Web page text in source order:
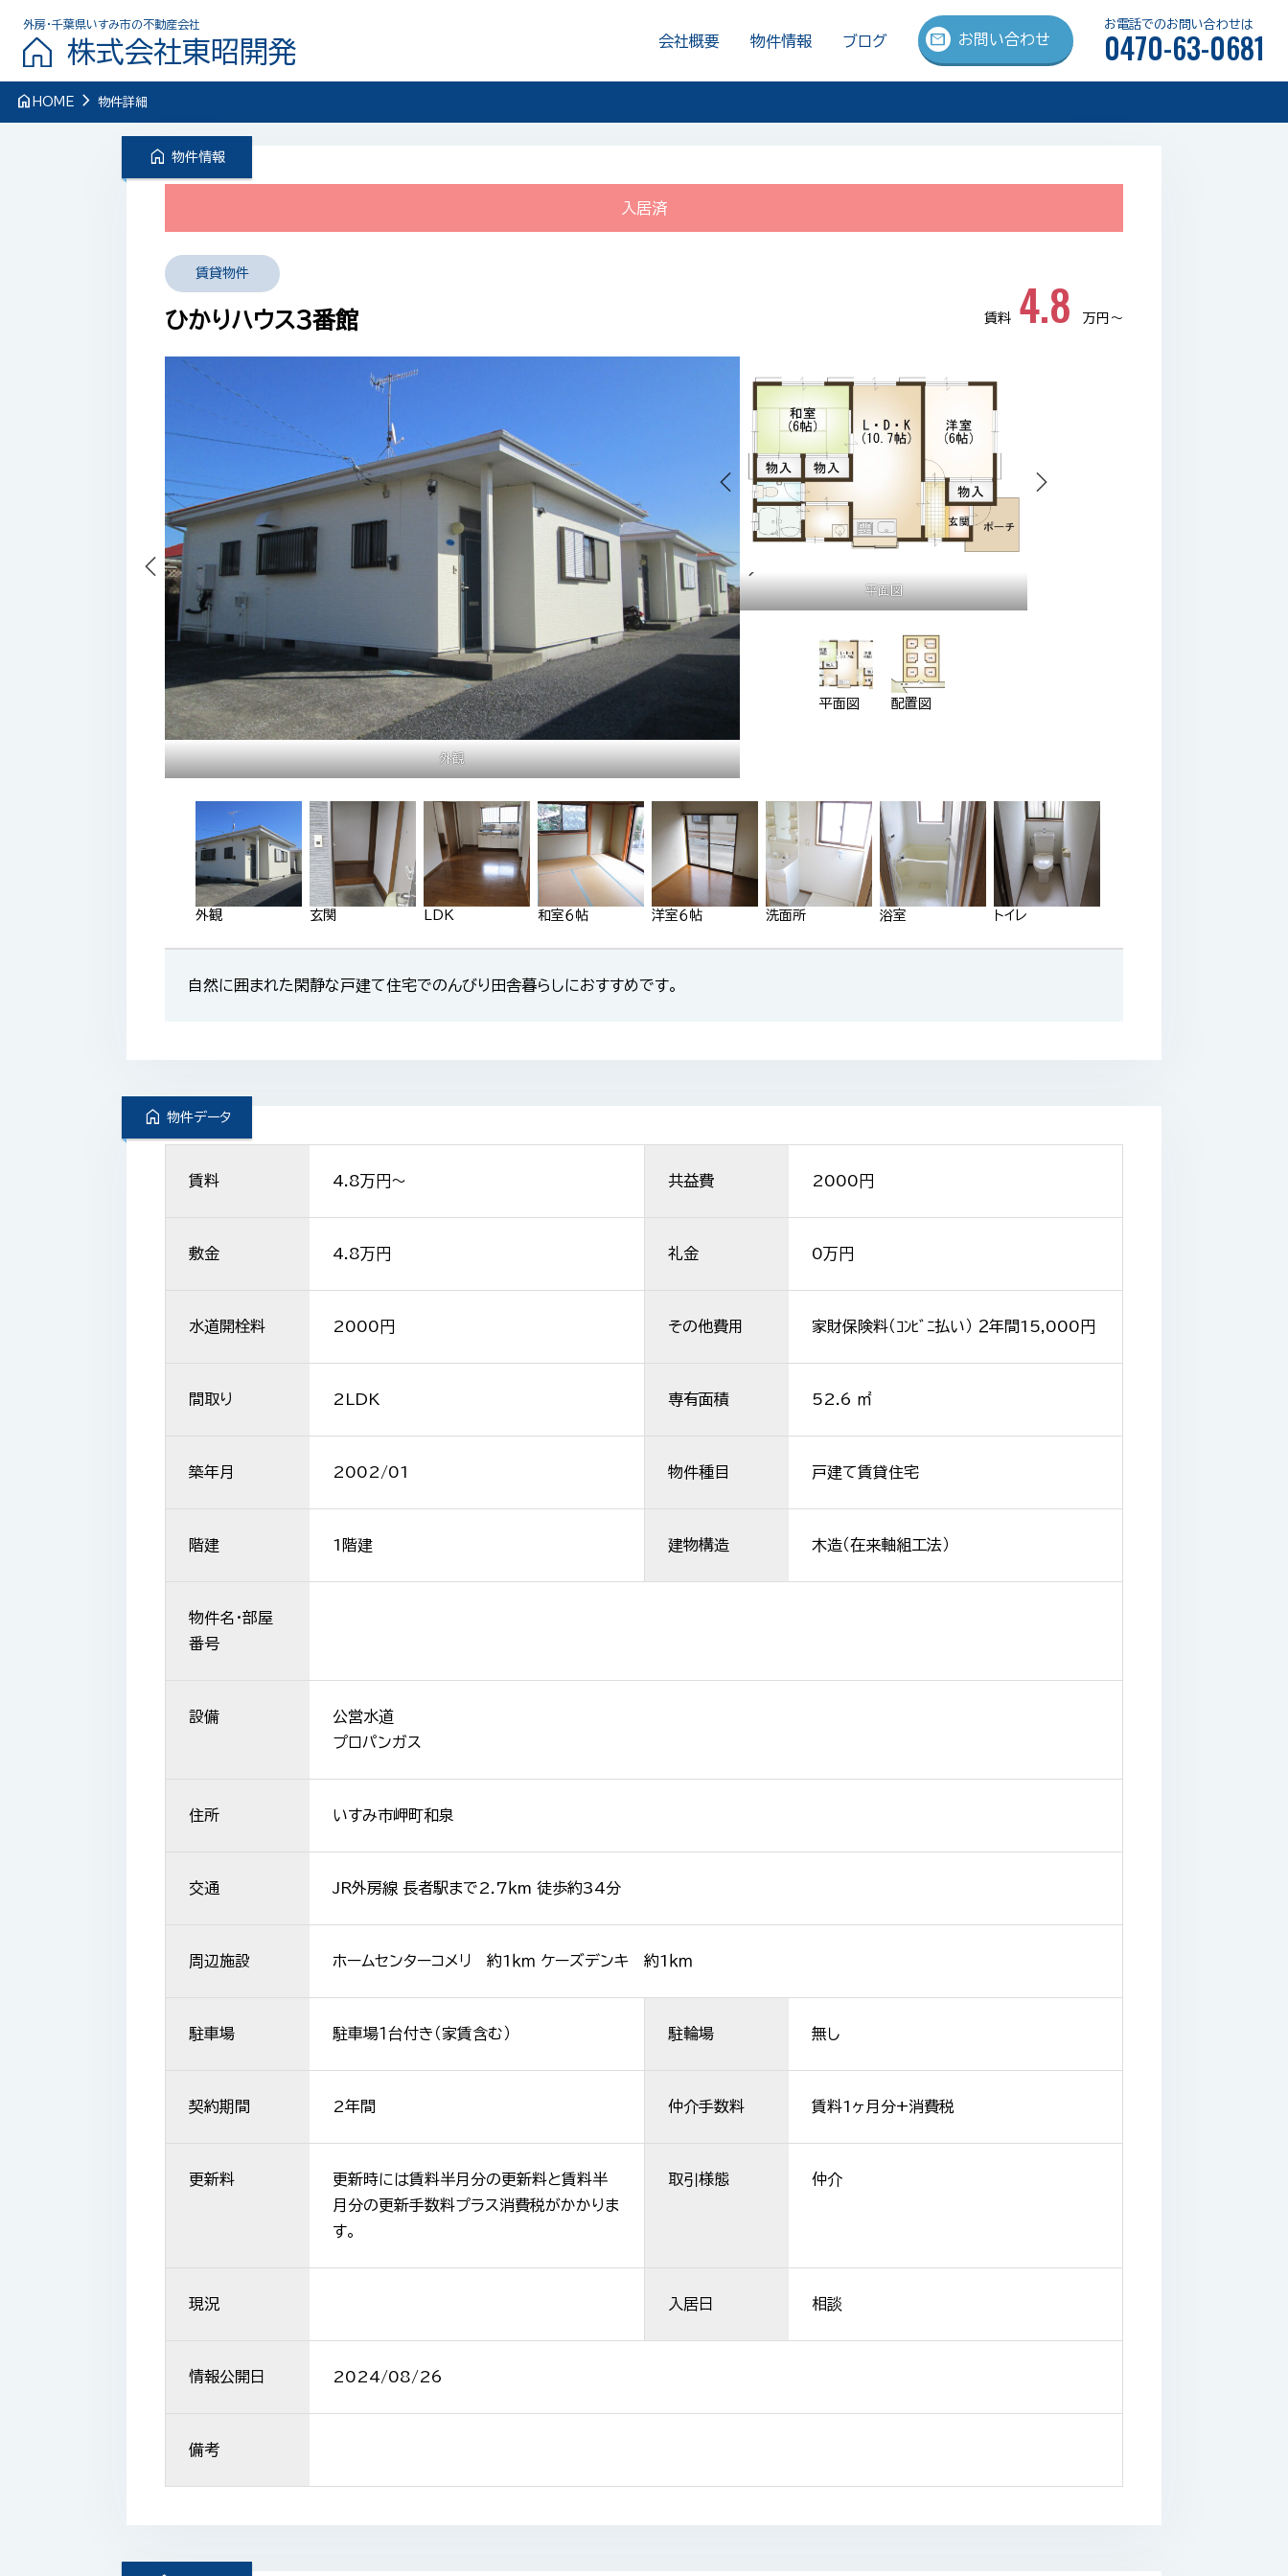
外房・千葉県いすみ市の不動産会社
株式会社東昭開発 会社概要 物件情報 ブログ mail お問い合わせ
お電話でのお問い合わせは
0470-63-0681
home HOME navigate_next 物件詳細
home 物件情報
入居済
賃貸物件
ひかりハウス３番館 賃料 4.8 万円〜
外観
平面図
平面図 配置図
外観 玄関 LDK 和室６帖 洋室６帖 洗面所 浴室 トイレ
自然に囲まれた閑静な戸建て住宅でのんびり田舎暮らしにおすすめです。
home 物件データ
賃料 4.8万円〜 共益費 2000 円
敷金 4.8万円 礼金 0万円
水道開栓料 2000円 その他費用 家財保険料（ｺﾝﾋﾞﾆ払い） ２年間15,000円
間取り 2LDK 専有面積 52.6 ㎡
築年月 2002/01 物件種目 戸建て賃貸住宅
階建 1階建 建物構造 木造（在来軸組工法）
物件名・部屋
番号
設備
公営水道
プロパンガス
住所 いすみ市岬町和泉
交通 JR外房線 長者駅まで2.7ｋm 徒歩約34分
周辺施設 ホームセンターコメリ 約1ｋｍ ケーズデンキ 約1ｋｍ
駐車場 駐車場１台付き（家賃含む） 駐輪場 無し
契約期間 2年間 仲介手数料 賃料1ヶ月分+消費税
更新料
更新時には賃料半月分の更新料と賃料半
月分の更新手数料プラス消費税がかかりま
す。
取引様態 仲介
現況 入居日 相談
情報公開日 2024/08/26
備考